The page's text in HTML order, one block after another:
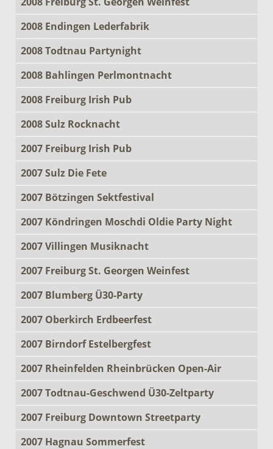
2008 Endingen Lederfabrik
2008 Todtnau Partynight
2008 Bahlingen Perlmontnacht
2008 Freiburg Irish Pub
2008 Sulz Rocknacht
2007 Freiburg Irish Pub
2007 Sulz Die Fete
2007 Bötzingen Sektfestival
2007 Köndringen Moschdi Oldie Party Night
2007 Villingen Musiknacht
2007 Freiburg St. Georgen Weinfest
2007 Blumberg Ü30-Party
2007 Oberkirch Erdbeerfest
2007 Birndorf Estelbergfest
2007 Rheinfelden Rheinbrücken Open-Air
2007 Todtnau-Geschwend Ü30-Zeltparty
2007 Freiburg Downtown Streetparty
2007 Hagnau Sommerfest